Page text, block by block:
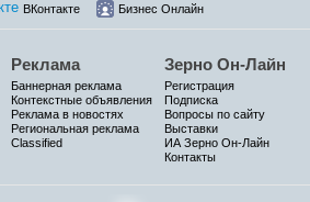
ВКонтакте Бизнес Онлайн
Реклама
Баннерная реклама
Контекстные объявления
Реклама в новостях
Региональная реклама
Classified
Зерно Он-Лайн
Регистрация
Подписка
Вопросы по сайту
Выставки
ИА Зерно Он-Лайн
Контакты